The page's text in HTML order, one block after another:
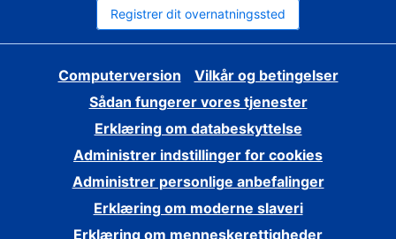
Registrer dit overnatningssted
Computerversion
Vilkår og betingelser
Sådan fungerer vores tjenester
Erklæring om databeskyttelse
Administrer indstillinger for cookies
Administrer personlige anbefalinger
Erklæring om moderne slaveri
Erklæring om menneskerettigheder